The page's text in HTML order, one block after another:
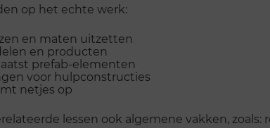
op het echte werk:
en maten uitzetten
en producten
prefab-elementen
voor hulpconstructies
netjes op
lessen ook algemene vakken,